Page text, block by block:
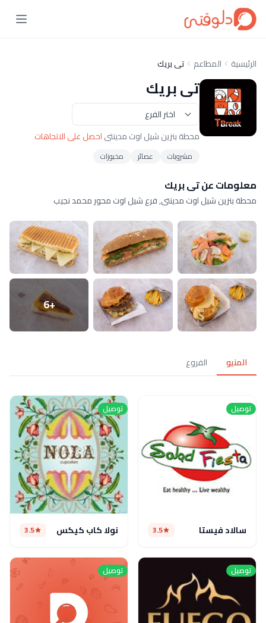
الرئيسية المطاعم تى بريك
تى بريك
محطة بنزين شيل اوت مدينتىاحصل على الاتجاهات
مشروبات عصائر مخبوزات
معلومات عن تى بريك
محطة بنزين شيل اوت مدينتى, فرع شيل اوت محور محمد نجيب
+6
المنيو الفروع
توصيل
سالاد فيستا 3.5
توصيل
نولا كاب كيكس 3.5
توصيل توصيل